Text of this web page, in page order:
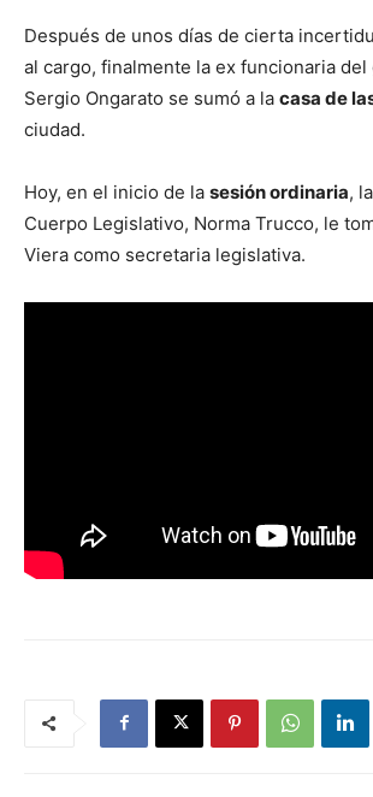
Después de unos días de cierta
al cargo, finalmente la ex funcionaria
Sergio Ongarato se sumó a la casa de
ciudad.
Hoy, en el inicio de la sesión ordinaria,
Cuerpo Legislativo, Norma Trucco, le
Viera como secretaria legislativa.